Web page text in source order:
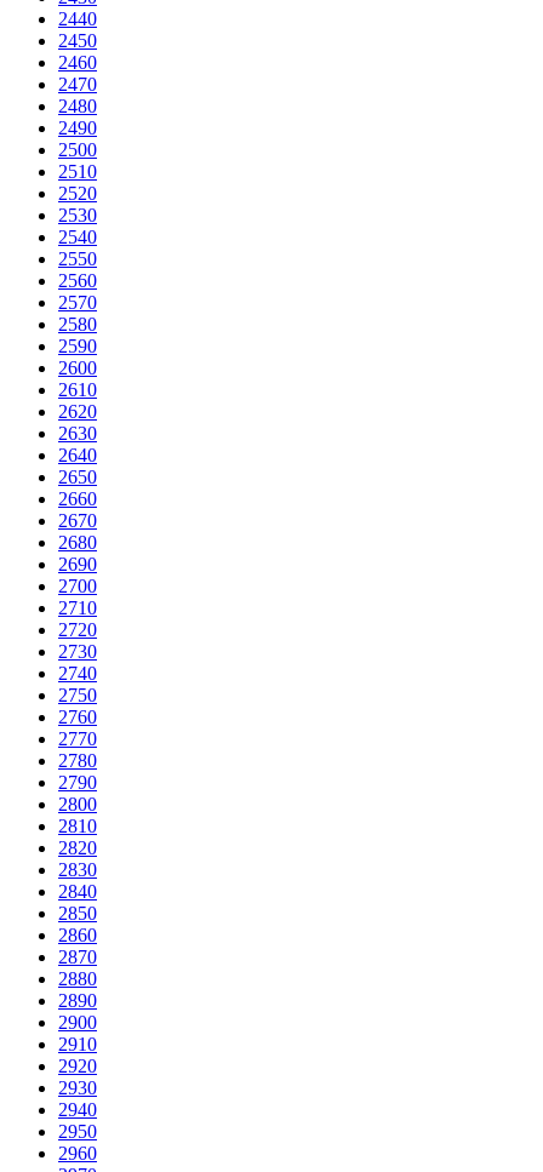
2440
2450
2460
2470
2480
2490
2500
2510
2520
2530
2540
2550
2560
2570
2580
2590
2600
2610
2620
2630
2640
2650
2660
2670
2680
2690
2700
2710
2720
2730
2740
2750
2760
2770
2780
2790
2800
2810
2820
2830
2840
2850
2860
2870
2880
2890
2900
2910
2920
2930
2940
2950
2960